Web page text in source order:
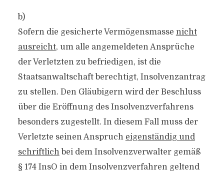
b)
Sofern die gesicherte Vermögensmasse nicht
ausreicht, um alle angemeldeten Ansprüche
der Verletzten zu befriedigen, ist die
Staatsanwaltschaft berechtigt, Insolvenzantrag
zu stellen. Den Gläubigern wird der Beschluss
über die Eröffnung des Insolvenzverfahrens
besonders zugestellt. In diesem Fall muss der
Verletzte seinen Anspruch eigenständig und
schriftlichbei dem Insolvenzverwalter gemäß
§ 174 InsO in dem Insolvenzverfahren geltend